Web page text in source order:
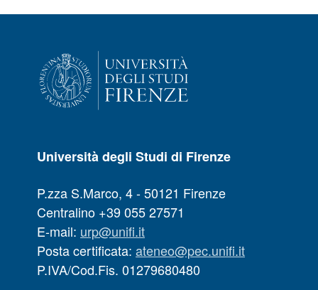
Università degli Studi di Firenze
P.zza S.Marco, 4 - 50121 Firenze
Centralino +39 055 27571
E-mail: urp@unifi.it
Posta certificata: ateneo@pec.unifi.it
P.IVA/Cod.Fis. 01279680480